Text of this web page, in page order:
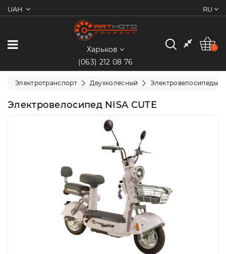
UAH RU
0
Категории
Мотоциклы
Экипировка
Харьков
(063) 212 08 76
0
Электротранспорт Двухколесный Электровелосипеды
Электровелосипед NISA CUTE